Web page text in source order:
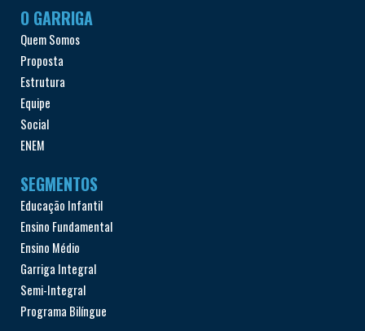
O GARRIGA
Quem Somos
Proposta
Estrutura
Equipe
Social
ENEM
SEGMENTOS
Educação Infantil
Ensino Fundamental
Ensino Médio
Garriga Integral
Semi-Integral
Programa Bilíngue